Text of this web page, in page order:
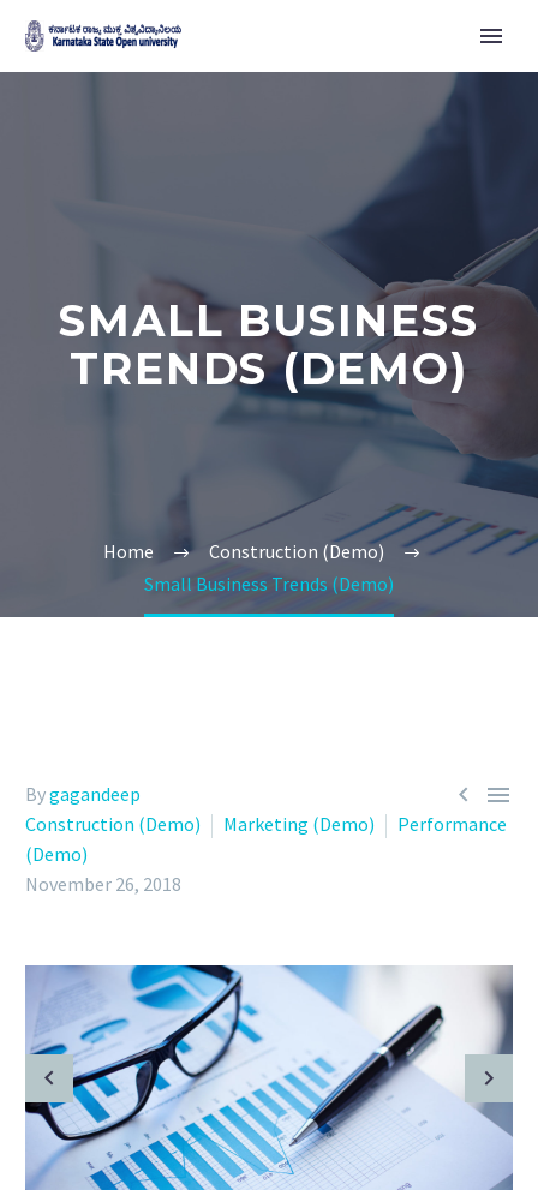
SMALL BUSINESS
TRENDS (DEMO)
Home
Construction (Demo)
Small Business Trends (Demo)
 
Bygagandeep
Construction (Demo)
Marketing (Demo)
Performance
(Demo)
November 26, 2018